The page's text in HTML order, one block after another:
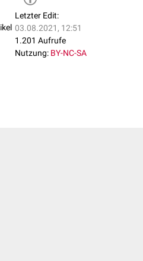
Letzter Edit:
03.08.2021, 12:51
1.201 Aufrufe
Nutzung: BY-NC-SA